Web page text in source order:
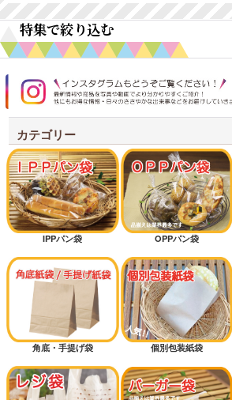
特集で絞り込む
オリジナルアイテム
ワックスペーパー
耐油紙袋商品
シンプルテイスト
クラフトテイスト
オススメ差別化アイテム
低コストタイプ
底マチ付きパン袋
横マチ付きパン袋
カテゴリー
IPPパン袋 OPPパン袋
角底・手提げ袋 個別包装紙袋